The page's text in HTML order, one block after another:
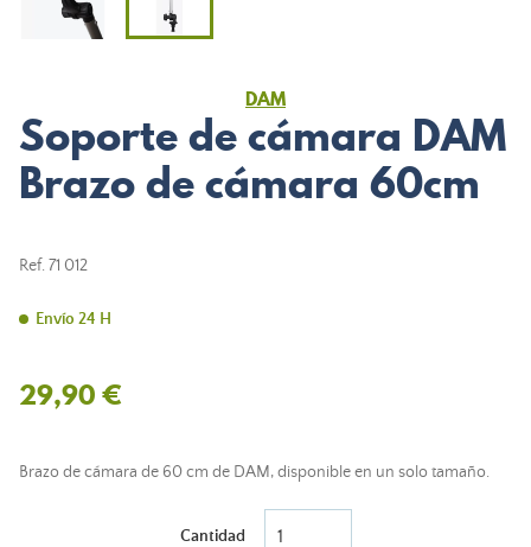
DAM
Soporte de cámara DAM
Brazo de cámara 60cm
Ref. 71 012
Envío 24 H
29,90 €
Brazo de cámara de 60 cm de DAM, disponible en un solo tamaño.
Cantidad